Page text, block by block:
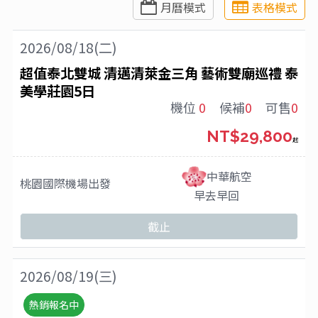
月曆模式 表格模式
2026/08/18(二)
超值泰北雙城 清邁清萊金三角 藝術雙廟巡禮 泰
美學莊園5日
機位 0 候補0 可售0
桃園國際機場出發
中華航空
早去早回
NT$29,800起
截止
2026/08/19(三)
熱銷報名中